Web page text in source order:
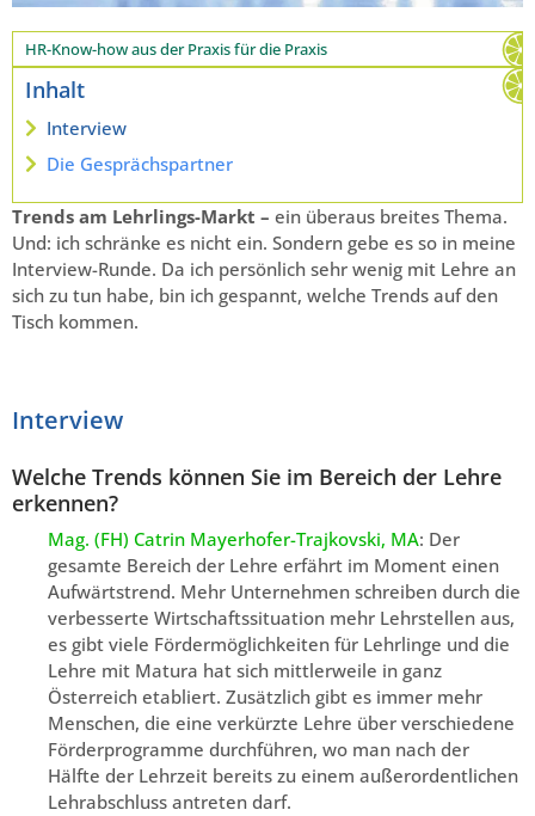
HR-Know-how aus der Praxis für die Praxis
Inhalt
Interview
Die Gesprächspartner
Trends am Lehrlings-Markt – ein überaus breites Thema.
Und: ich schränke es nicht ein. Sondern gebe es so in meine
Interview-Runde. Da ich persönlich sehr wenig mit Lehre an
sich zu tun habe, bin ich gespannt, welche Trends auf den
Tisch kommen.
Interview
Welche Trends können Sie im Bereich der Lehre
erkennen?
Mag. (FH) Catrin Mayerhofer-Trajkovski, MA: Der
gesamte Bereich der Lehre erfährt im Moment einen
Aufwärtstrend. Mehr Unternehmen schreiben durch die
verbesserte Wirtschaftssituation mehr Lehrstellen aus,
es gibt viele Fördermöglichkeiten für Lehrlinge und die
Lehre mit Matura hat sich mittlerweile in ganz
Österreich etabliert. Zusätzlich gibt es immer mehr
Menschen, die eine verkürzte Lehre über verschiedene
Förderprogramme durchführen, wo man nach der
Hälfte der Lehrzeit bereits zu einem außerordentlichen
Lehrabschluss antreten darf.